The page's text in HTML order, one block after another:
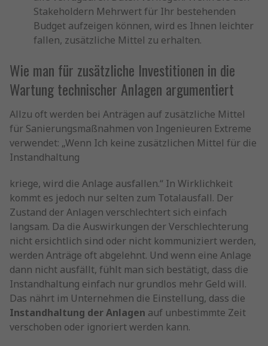
Stakeholdern Mehrwert für Ihr bestehenden
Budget aufzeigen können, wird es Ihnen leichter
fallen, zusätzliche Mittel zu erhalten.
Wie man für zusätzliche Investitionen in die
Wartung technischer Anlagen argumentiert
Allzu oft werden bei Anträgen auf zusätzliche Mittel
für Sanierungsmaßnahmen von Ingenieuren Extreme
verwendet: „Wenn Ich keine zusätzlichen Mittel für die
Instandhaltung
kriege, wird die Anlage ausfallen.“ In Wirklichkeit
kommt es jedoch nur selten zum Totalausfall. Der
Zustand der Anlagen verschlechtert sich einfach
langsam. Da die Auswirkungen der Verschlechterung
nicht ersichtlich sind oder nicht kommuniziert werden,
werden Anträge oft abgelehnt. Und wenn eine Anlage
dann nicht ausfällt, fühlt man sich bestätigt, dass die
Instandhaltung einfach nur grundlos mehr Geld will.
Das nährt im Unternehmen die Einstellung, dass die
Instandhaltung der Anlagen auf unbestimmte Zeit
verschoben oder ignoriert werden kann.